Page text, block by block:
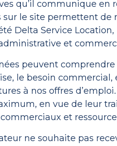
qu’il communique en
sur le site permettent de
Delta Service
et
peuvent
le besoin
à nos offres
en vue de leur
et
ne souhaite pas